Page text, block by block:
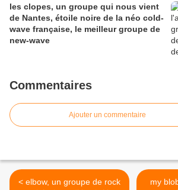
les clopes, un groupe qui nous vient
de Nantes, étoile noire de la néo cold-
wave française, le meilleur groupe de
new-wave
Commentaires
Ajouter un commentaire
< elbow, un groupe de rock
my